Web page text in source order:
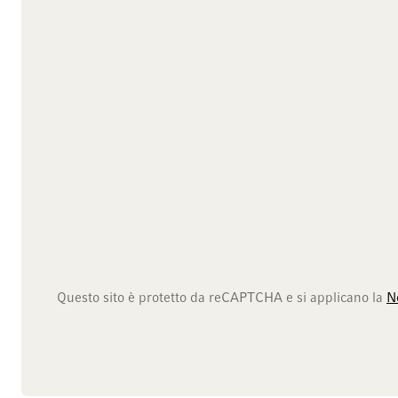
Questo sito è protetto da reCAPTCHA e si applicano la